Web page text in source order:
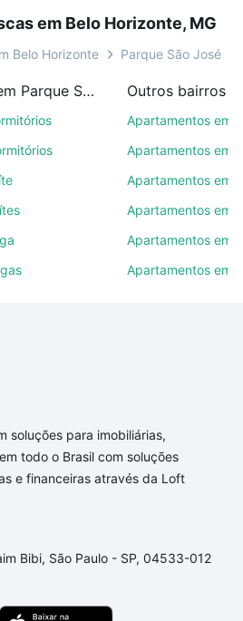
Agende uma visita presencial
é grátis, sem compromisso e
na compra, venda ou troca
topo para pesquisar por
favoritos. Você
filtros como quantidade de
com o preço, metragem e
você na Loft.
com 2 suites à
oferta ideal para você, com
à venda em Parque São
MG que custam a partir de R$
adequar ao seu orçamento.
dúvida dos custos envolvidos
veja em nosso portal
um apartamento
em Belo Horizonte, MG
Belo Horizonte Parque São José
Mais apartamentos em Parque São José
Apartamentos em
Apartamentos em
Apartamentos em
Apartamentos em
Apartamentos em
Apartamentos em
soluções para imobiliárias,
todo o Brasil com soluções
e financeiras através da Loft
Bibi, São Paulo - SP, 04533-012